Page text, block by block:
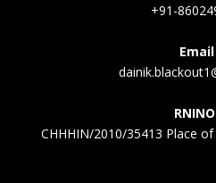
+91-
Email
CHHHIN/2010/35413 Place